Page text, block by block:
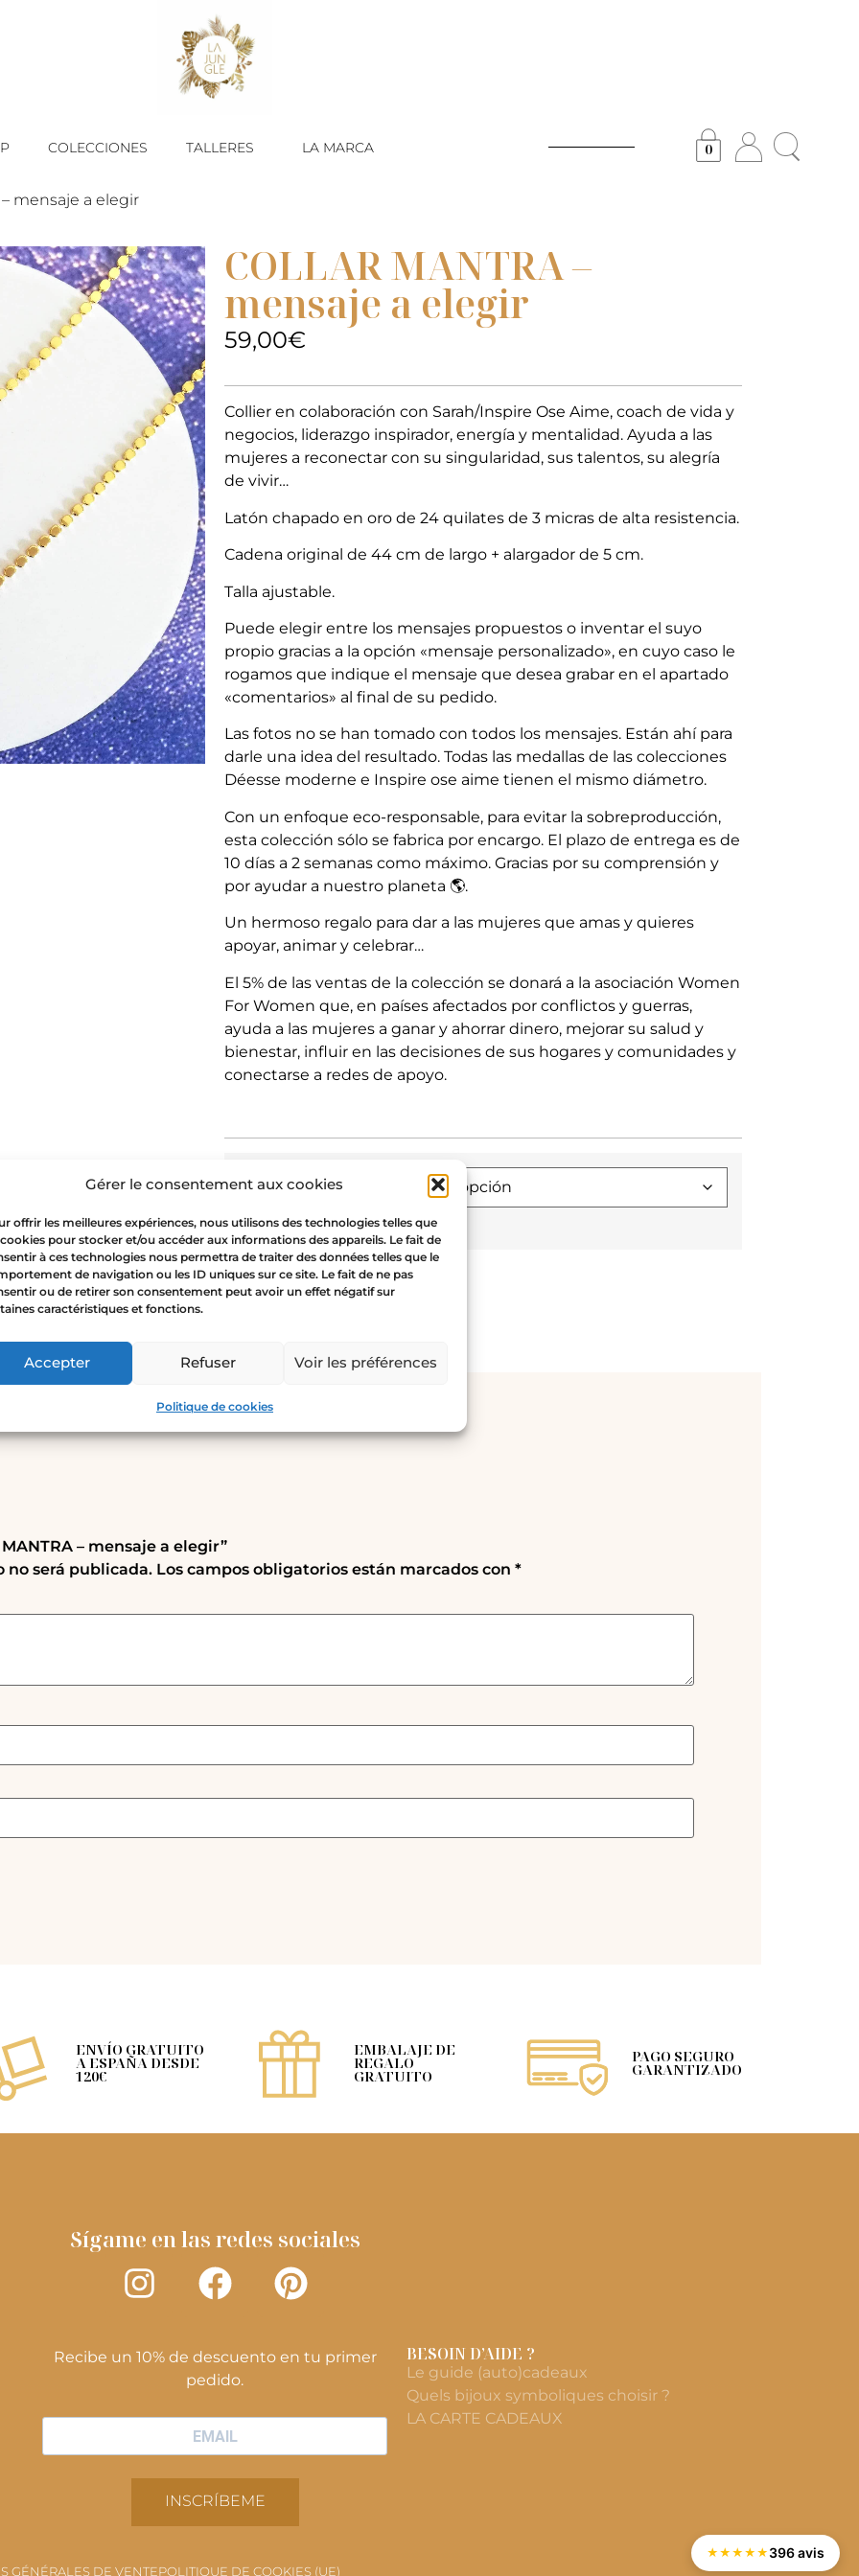
Gérer le consentement aux cookies
offrir les meilleures expériences, nous utilisons des technologies telles que
cookies pour stocker et/ou accéder aux informations des appareils. Le fait de
à ces technologies nous permettra de traiter des données telles que le
de navigation ou les ID uniques sur ce site. Le fait de ne pas
ou de retirer son consentement peut avoir un effet négatif sur
caractéristiques et fonctions.
Accepter Refuser Voir les préférences
Politique de cookies
COLECCIONES TALLERES LA MARCA 0
– mensaje a elegir
COLLAR MANTRA –
mensaje a elegir
59,00€
Collier en colaboración con Sarah/Inspire Ose Aime, coach de vida y
negocios, liderazgo inspirador, energía y mentalidad. Ayuda a las
mujeres a reconectar con su singularidad, sus talentos, su alegría
de vivir…
Latón chapado en oro de 24 quilates de 3 micras de alta resistencia.
Cadena original de 44 cm de largo + alargador de 5 cm.
Talla ajustable.
Puede elegir entre los mensajes propuestos o inventar el suyo
propio gracias a la opción «mensaje personalizado», en cuyo caso le
rogamos que indique el mensaje que desea grabar en el apartado
«comentarios» al final de su pedido.
Las fotos no se han tomado con todos los mensajes. Están ahí para
darle una idea del resultado. Todas las medallas de las colecciones
Déesse moderne e Inspire ose aime tienen el mismo diámetro.
Con un enfoque eco-responsable, para evitar la sobreproducción,
esta colección sólo se fabrica por encargo. El plazo de entrega es de
10 días a 2 semanas como máximo. Gracias por su comprensión y
por ayudar a nuestro planeta 🌎.
Un hermoso regalo para dar a las mujeres que amas y quieres
apoyar, animar y celebrar…
El 5% de las ventas de la colección se donará a la asociación Women
For Women que, en países afectados por conflictos y guerras,
ayuda a las mujeres a ganar y ahorrar dinero, mejorar su salud y
bienestar, influir en las decisiones de sus hogares y comunidades y
conectarse a redes de apoyo.
graver
Añadir al carrito
– mensaje a elegir”
no será publicada. Los campos obligatorios están marcados con *
ENVÍO GRATUITO
A ESPAÑA DESDE
120€
EMBALAJE DE
REGALO
GRATUITO
PAGO SEGURO
GARANTIZADO
Sígame en las redes sociales
Recibe un 10% de descuento en tu primer
pedido.
INSCRÍBEME
BESOIN D’AIDE ?
Le guide (auto)cadeaux
Quels bijoux symboliques choisir ?
LA CARTE CADEAUX
GÉNÉRALES DE VENTEPOLITIQUE DE COOKIES (UE)
★ ★ ★ ★ ★ 396 avis